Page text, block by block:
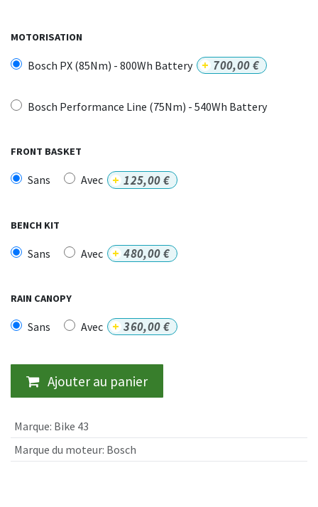
MOTORISATION
Bosch PX (85Nm) - 800Wh Battery + 700,00€
Bosch Performance Line (75Nm) - 540Wh Battery
FRONT BASKET
Sans Avec + 125,00€
BENCH KIT
Sans Avec + 480,00€
RAIN CANOPY
Sans Avec + 360,00€
Ajouter au panier
Marque: Bike 43
Marque du moteur: Bosch